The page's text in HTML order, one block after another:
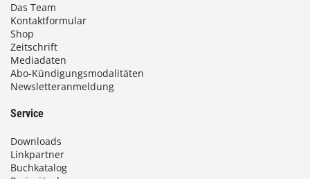
Das Team
Kontaktformular
Shop
Zeitschrift
Mediadaten
Abo-Kündigungsmodalitäten
Newsletteranmeldung
Service
Downloads
Linkpartner
Buchkatalog